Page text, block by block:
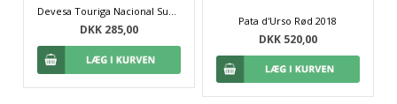
Devesa Touriga Nacional Superior 2020
DKK 285,00
Pata d'Urso Rød 2018
DKK 520,00